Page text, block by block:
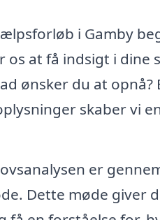
i Gamby
at få indsigt i dine
ønsker du at
skaber vi
er
Dette møde giver